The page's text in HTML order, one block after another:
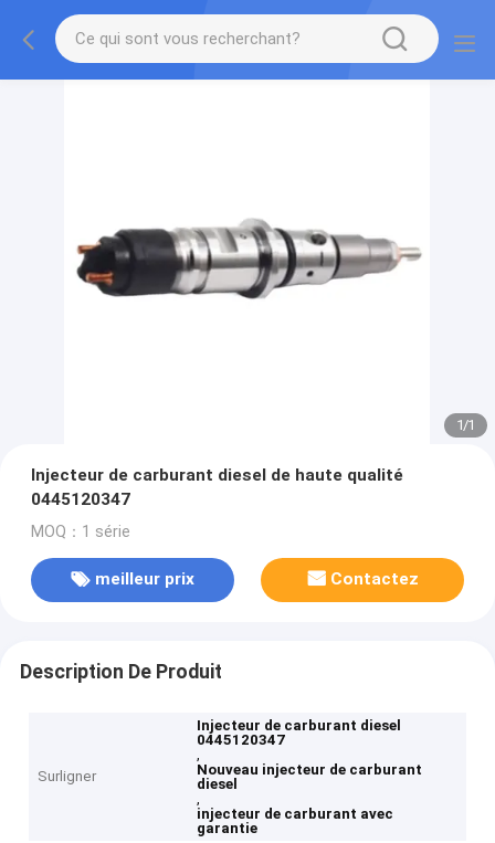
1/1
Injecteur de carburant diesel de haute qualité
0445120347
MOQ：1 série
meilleur prix Contactez
Description De Produit
Surligner
Injecteur de carburant diesel
0445120347
,
Nouveau injecteur de carburant
diesel
,
injecteur de carburant avec
garantie